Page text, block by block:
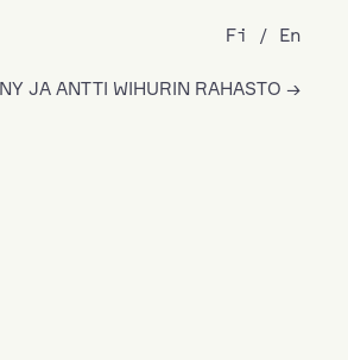
JA ANTTI WIHURIN RAHASTO
Fi En